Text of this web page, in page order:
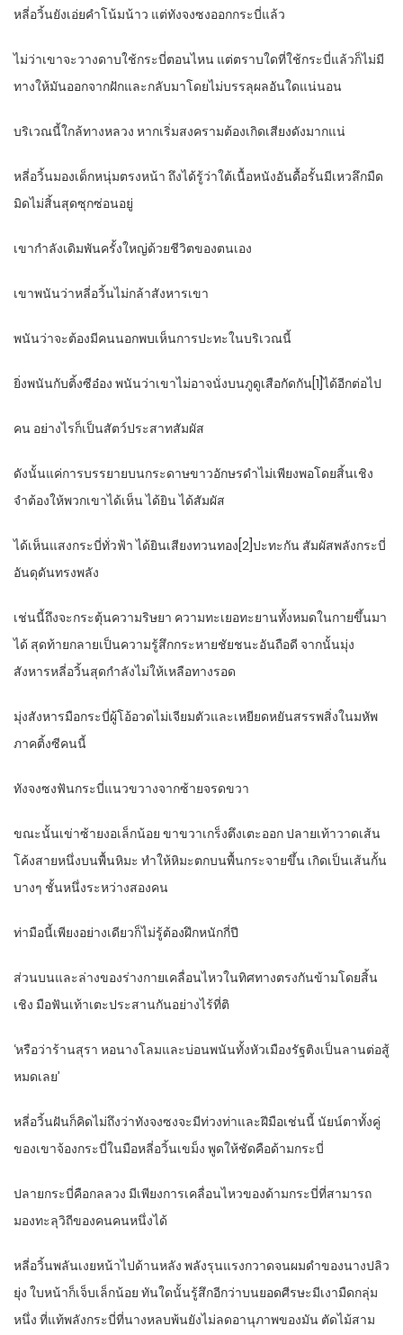
หลี่อวิ้นยังเอ่ยคำโน้มน้าว แต่ทังจงซงออกกระบี่แล้ว
ไม่ว่าเขาจะวางดาบใช้กระบี่ตอนไหน แต่ตราบใดที่ใช้กระบี่แล้วก็ไม่มี
ทางให้มันออกจากฝักและกลับมาโดยไม่บรรลุผลอันใดแน่นอน
บริเวณนี้ใกล้ทางหลวง หากเริ่มสงครามต้องเกิดเสียงดังมากแน่
หลี่อวิ้นมองเด็กหนุ่มตรงหน้า ถึงได้รู้ว่าใต้เนื้อหนังอันดื้อรั้นมีเหวลึกมืด
มิดไม่สิ้นสุดซุกซ่อนอยู่
เขากำลังเดิมพันครั้งใหญ่ด้วยชีวิตของตนเอง
เขาพนันว่าหลี่อวิ้นไม่กล้าสังหารเขา
พนันว่าจะต้องมีคนนอกพบเห็นการปะทะในบริเวณนี้
ยิ่งพนันกับติ้งซีอ๋อง พนันว่าเขาไม่อาจนั่งบนภูดูเสือกัดกัน[1]ได้อีกต่อไป
คน อย่างไรก็เป็นสัตว์ประสาทสัมผัส
ดังนั้นแค่การบรรยายบนกระดาษขาวอักษรดำไม่เพียงพอโดยสิ้นเชิง
จำต้องให้พวกเขาได้เห็น ได้ยิน ได้สัมผัส
ได้เห็นแสงกระบี่ทั่วฟ้า ได้ยินเสียงทวนทอง[2]ปะทะกัน สัมผัสพลังกระบี่
อันดุดันทรงพลัง
เช่นนี้ถึงจะกระตุ้นความริษยา ความทะเยอทะยานทั้งหมดในกายขึ้นมา
ได้ สุดท้ายกลายเป็นความรู้สึกกระหายชัยชนะอันถือดี จากนั้นมุ่ง
สังหารหลี่อวิ้นสุดกำลังไม่ให้เหลือทางรอด
มุ่งสังหารมือกระบี่ผู้โอ้อวดไม่เจียมตัวและเหยียดหยันสรรพสิ่งในมหัพ
ภาคติ้งซีคนนี้
ทังจงซงฟันกระบี่แนวขวางจากซ้ายจรดขวา
ขณะนั้นเข่าซ้ายงอเล็กน้อย ขาขวาเกร็งตึงเตะออก ปลายเท้าวาดเส้น
โค้งสายหนึ่งบนพื้นหิมะ ทำให้หิมะตกบนพื้นกระจายขึ้น เกิดเป็นเส้นกั้น
บางๆ ชั้นหนึ่งระหว่างสองคน
ท่ามือนี้เพียงอย่างเดียวก็ไม่รู้ต้องฝึกหนักกี่ปี
ส่วนบนและล่างของร่างกายเคลื่อนไหวในทิศทางตรงกันข้ามโดยสิ้น
เชิง มือฟันเท้าเตะประสานกันอย่างไร้ที่ติ
‘หรือว่าร้านสุรา หอนางโลมและบ่อนพนันทั้งหัวเมืองรัฐติงเป็นลานต่อสู้
หมดเลย’
หลี่อวิ้นฝันก็คิดไม่ถึงว่าทังจงซงจะมีท่วงท่าและฝีมือเช่นนี้ นัยน์ตาทั้งคู่
ของเขาจ้องกระบี่ในมือหลี่อวิ้นเขม็ง พูดให้ชัดคือด้ามกระบี่
ปลายกระบี่คือกลลวง มีเพียงการเคลื่อนไหวของด้ามกระบี่ที่สามารถ
มองทะลุวิถีของคนคนหนึ่งได้
หลี่อวิ้นพลันเงยหน้าไปด้านหลัง พลังรุนแรงกวาดจนผมดำของนางปลิว
ยุ่ง ใบหน้าก็เจ็บเล็กน้อย ทันใดนั้นรู้สึกอีกว่าบนยอดศีรษะมีเงามืดกลุ่ม
หนึ่ง ที่แท้พลังกระบี่ที่นางหลบพ้นยังไม่ลดอานุภาพของมัน ตัดไม้สาม